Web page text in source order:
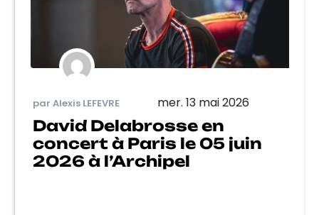
par Alexis LEFEVRE mer. 13 mai 2026
David Delabrosse en
concert à Paris le 05 juin
2026 à l’Archipel